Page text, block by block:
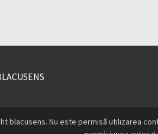
blacusens. Nu este permisă utilizarea